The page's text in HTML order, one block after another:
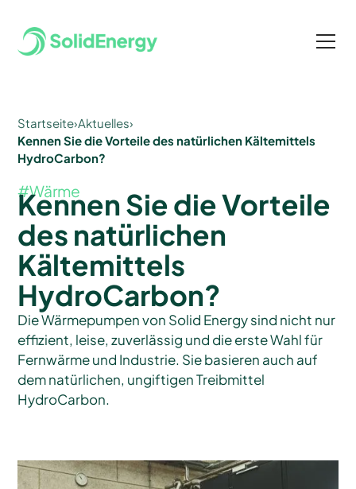
Startseite›Aktuelles›
Kennen Sie die Vorteile des natürlichen Kältemittels
HydroCarbon?
#Wärme
Kennen Sie die Vorteile
des natürlichen
Kältemittels
HydroCarbon?
Die Wärmepumpen von Solid Energy sind nicht nur
effizient, leise, zuverlässig und die erste Wahl für
Fernwärme und Industrie. Sie basieren auch auf
dem natürlichen, ungiftigen Treibmittel
HydroCarbon.